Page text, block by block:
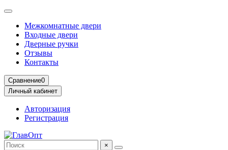
Межкомнатные двери
Входные двери
Дверные ручки
Отзывы
Контакты
Сравнение0
Личный кабинет
Авторизация
Регистрация
×